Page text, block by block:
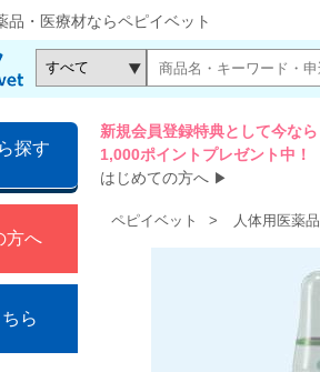
品・医療材ならペピイベット
探す
新規会員登録特典として今なら
1,000ポイントプレゼント中！
はじめての方へ ▶
方へ
ら
ペピイベット 人体用医薬品